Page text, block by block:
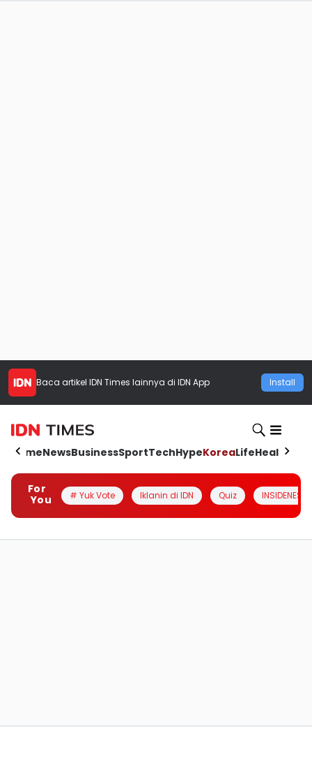
Baca artikel IDN Times lainnya di IDN App Install
HomeNewsBusinessSportTechHypeKoreaLifeHealth
For
You
# Yuk Vote Iklanin di IDN Quiz INSIDENESIA